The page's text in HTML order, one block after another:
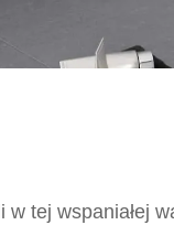
tej wspaniałej